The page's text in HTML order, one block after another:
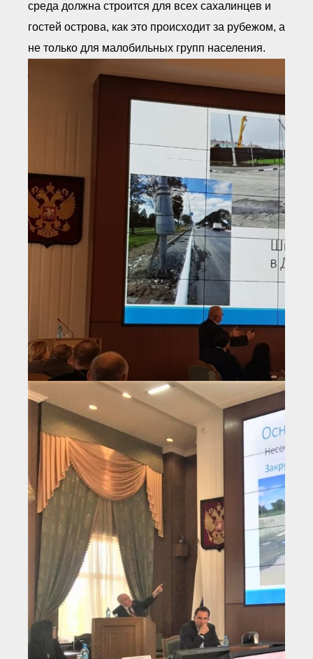
среда должна строится для всех сахалинцев и
гостей острова, как это происходит за рубежом, а
не только для малобильных групп населения.